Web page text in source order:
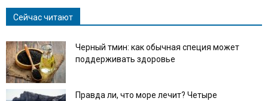
Сейчас читают
Черный тмин: как обычная специя может
поддерживать здоровье
Правда ли, что море лечит? Четыре